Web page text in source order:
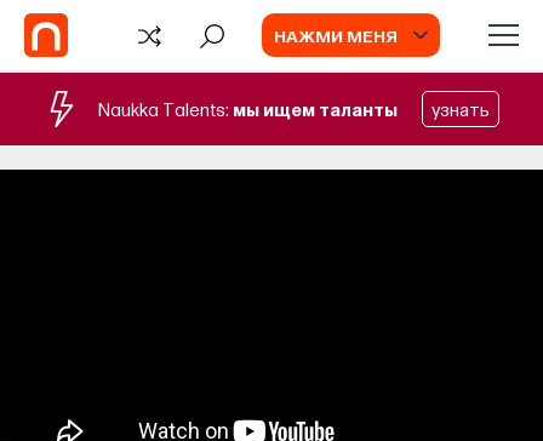
НАЖМИ МЕНЯ
Naukka Talents: мы ищем таланты узнать
СОБЫТИЯ
ВЯЧЕСЛАВ ДУБЫНИН СОХРАНИТЬ В ЗАКЛАДКИ